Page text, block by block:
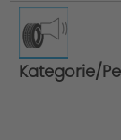
Light Alloy
Kategorie/